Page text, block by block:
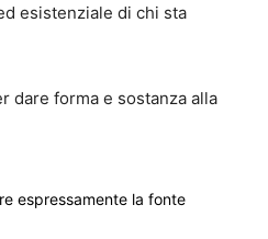
esistenziale di chi sta
dare forma e sostanza alla
espressamente la fonte